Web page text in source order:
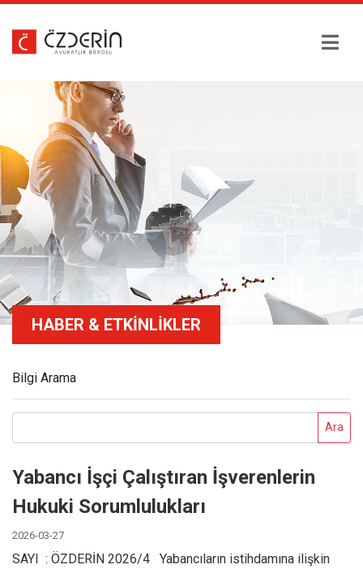
EKIBIMIZ
ÇALIŞMA ALANLARI
HABER & ETKINLIKLER
İLETIŞIM
HABER & ETKINLIKLER
Bilgi Arama
Ara
Yabancı İşçi Çalıştıran İşverenlerin
Hukuki Sorumlulukları
2026-03-27
SAYI : ÖZDERİN 2026/4 Yabancıların istihdamına ilişkin